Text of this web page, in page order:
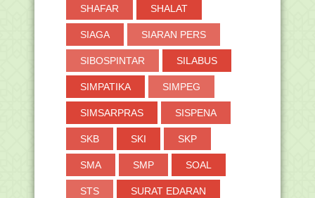
SHAFAR SHALAT
SIAGA SIARAN PERS
SIBOSPINTAR SILABUS
SIMPATIKA SIMPEG
SIMSARPRAS SISPENA
SKB SKI SKP
SMA SMP SOAL
STS SURAT EDARAN